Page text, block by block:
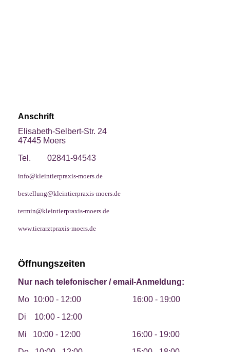
Anschrift
Elisabeth-Selbert-Str. 24
47445 Moers
Tel. 02841-94543
info@kleintierpraxis-moers.de
bestellung@kleintierpraxis-moers.de
termin@kleintierpraxis-moers.de
www.tierarztpraxis-moers.de
Öffnungszeiten
Nur nach telefonischer / email-Anmeldung:
Mo 10:00 - 12:00 16:00 - 19:00
Di 10:00 - 12:00
Mi 10:00 - 12:00 16:00 - 19:00